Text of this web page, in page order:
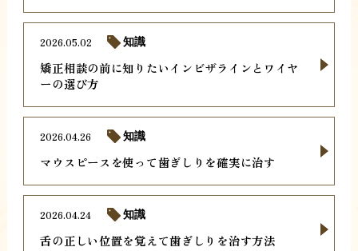
矯正相談の前に知りたいインビザラインとワイヤ
ーの選び方
2026.05.02 知識
マウスピースを使って歯ぎしりを確実に治す
2026.04.26 知識
舌の正しい位置を覚えて歯ぎしりを治す方法
2026.04.24 知識